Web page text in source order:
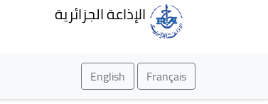
الإذاعة الجزائرية
Français
English